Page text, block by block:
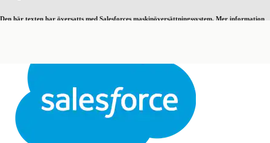
Den här texten har översatts med Salesforces maskinöversättningssystem. Mer information
StängStäng